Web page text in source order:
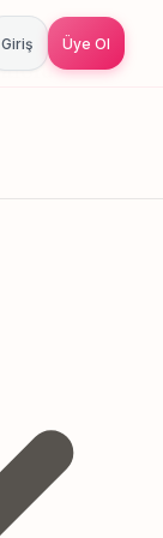
Giriş Üye Ol
Kuaförü